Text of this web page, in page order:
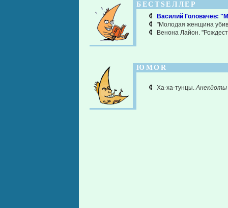
БЕСТSЕЛЛЕР
Василий Головачёв:
"Молодая женщина
Венона Лайон.
ЮМОR
Ха-ха-тунцы.Анекдоты